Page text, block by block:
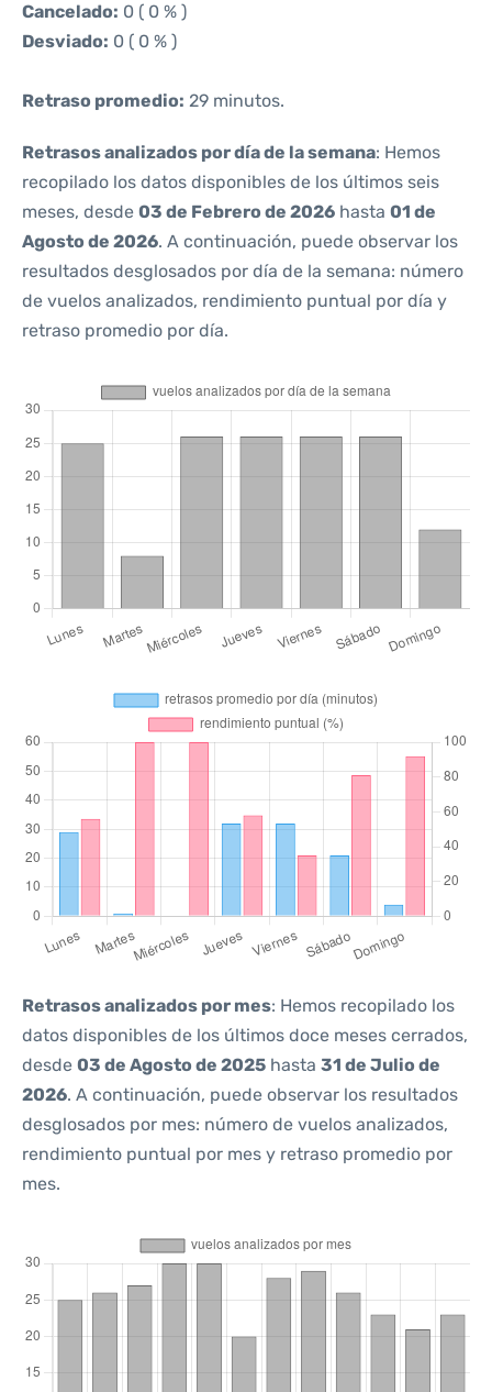
Cancelado: 0 ( 0 % )
Desviado: 0 ( 0 % )
Retraso promedio: 29 minutos.
Retrasos analizados por día de la semana: Hemos
recopilado los datos disponibles de los últimos seis
meses, desde 03 de Febrero de 2026 hasta 01 de
Agosto de 2026. A continuación, puede observar los
resultados desglosados por día de la semana: número
de vuelos analizados, rendimiento puntual por día y
retraso promedio por día.
Retrasos analizados por mes: Hemos recopilado los
datos disponibles de los últimos doce meses cerrados,
desde 03 de Agosto de 2025 hasta 31 de Julio de
2026. A continuación, puede observar los resultados
desglosados por mes: número de vuelos analizados,
rendimiento puntual por mes y retraso promedio por
mes.